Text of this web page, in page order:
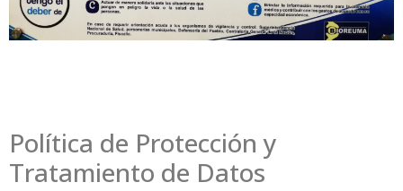
Política de Protección y
Tratamiento de Datos